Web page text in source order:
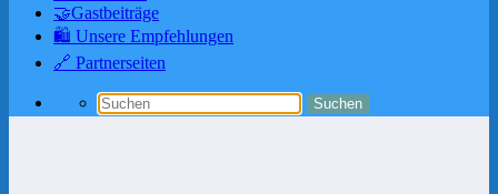
🤝Gastbeiträge
🛍️ Unsere Empfehlungen
🔗 Partnerseiten